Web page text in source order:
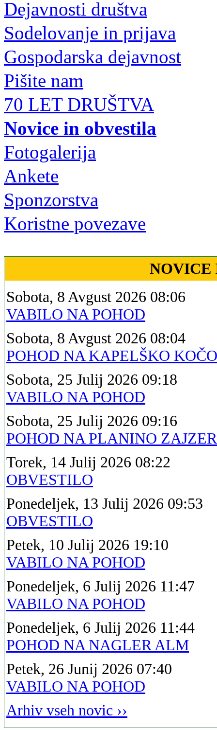
Dejavnosti društva
Sodelovanje in prijava
Gospodarska dejavnost
Pišite nam
70 LET DRUŠTVA
Novice in obvestila
Fotogalerija
Ankete
Sponzorstva
Koristne povezave
NOVICE
Sobota, 8 Avgust 2026 08:06
VABILO NA POHOD
Sobota, 8 Avgust 2026 08:04
POHOD NA KAPELŠKO KOČO
Sobota, 25 Julij 2026 09:18
VABILO NA POHOD
Sobota, 25 Julij 2026 09:16
POHOD NA PLANINO
Torek, 14 Julij 2026 08:22
OBVESTILO
Ponedeljek, 13 Julij 2026 09:53
OBVESTILO
Petek, 10 Julij 2026 19:10
VABILO NA POHOD
Ponedeljek, 6 Julij 2026 11:47
VABILO NA POHOD
Ponedeljek, 6 Julij 2026 11:44
POHOD NA NAGLER ALM
Petek, 26 Junij 2026 07:40
VABILO NA POHOD
Arhiv vseh novic ››